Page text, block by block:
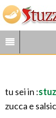
tu sei in :
zucca e